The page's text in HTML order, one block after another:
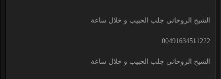
الشيخ الروحاني جلب الحبيب و خلال ساعة
00491634511222
الشيخ الروحاني جلب الحبيب و خلال ساعة